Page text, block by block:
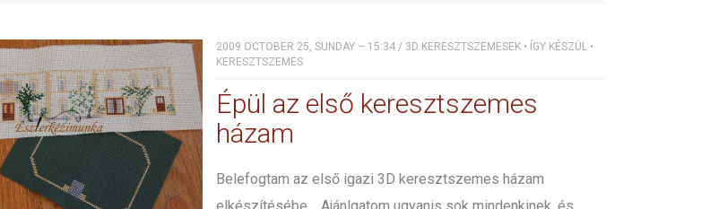
2009 OCTOBER 25, SUNDAY – 15:34 / 3D KERESZTSZEMESEK • ÍGY KÉSZÜL •
KERESZTSZEMES
Épül az első keresztszemes
házam
Belefogtam az első igazi 3D keresztszemes házam
elkészítésébe. Ajánlgatom ugyanis sok mindenkinek, és